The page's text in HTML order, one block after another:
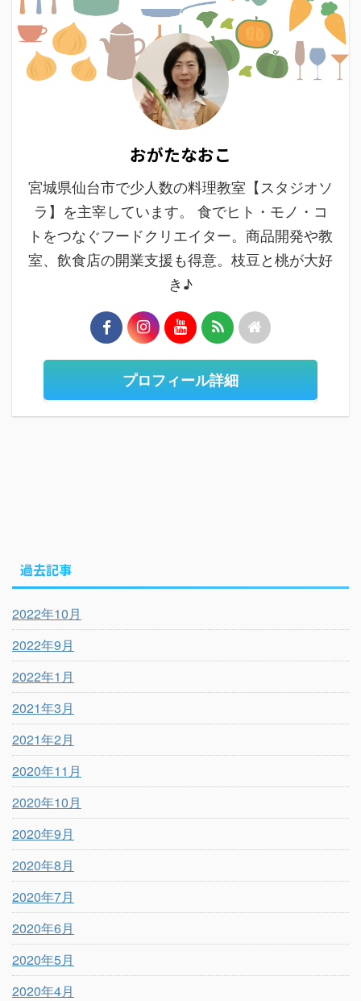
おがたなおこ
宮城県仙台市で少人数の料理教室【スタジオソ
ラ】を主宰しています。 食でヒト・モノ・コ
トをつなぐフードクリエイター。商品開発や教
室、飲食店の開業支援も得意。枝豆と桃が大好
き♪
プロフィール詳細
過去記事
2022年10月
2022年9月
2022年1月
2021年3月
2021年2月
2020年11月
2020年10月
2020年9月
2020年8月
2020年7月
2020年6月
2020年5月
2020年4月